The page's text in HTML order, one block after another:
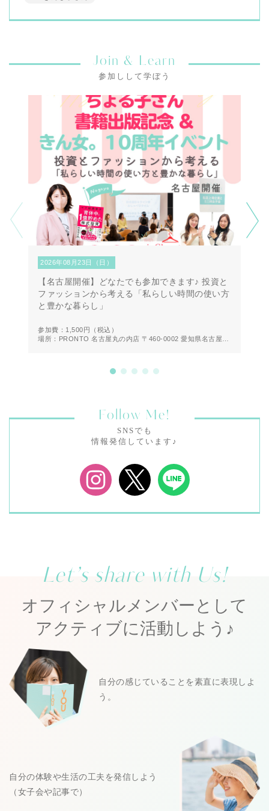
Join & Learn
参加しして学ぼう
2026年08月23日（日）
【名古屋開催】どなたでも参加できます♪ 投資と
ファッションから考える「私らしい時間の使い方
と豊かな暮らし」
参加費：1,500円 （税込）
場所：PRONTO 名古屋丸の内店 〒460-0002 愛知県名古屋市
Follow Me!
SNSでも
情報発信しています♪
Let’s share with Us!
オフィシャルメンバーとして
アクティブに活動しよう♪
自分の感じていることを素直に表現しよ
う。
自分の体験や生活の工夫を発信しよう
（女子会や記事で）